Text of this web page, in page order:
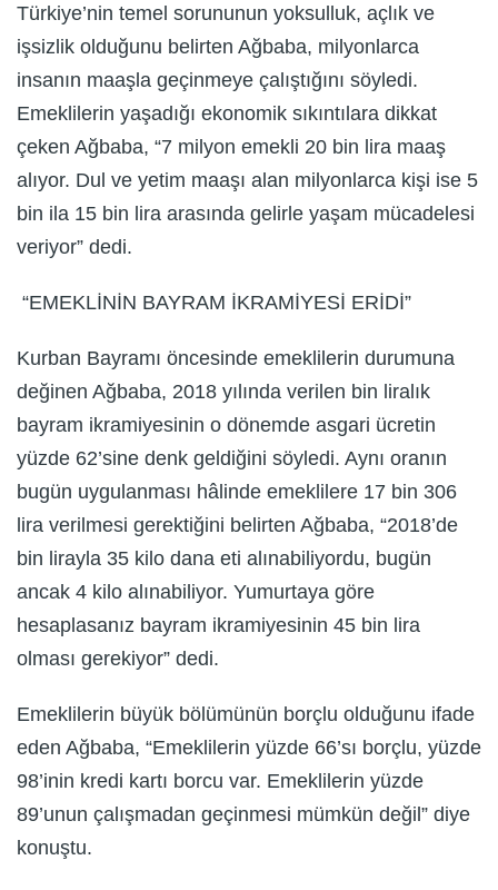
Türkiye’nin temel sorununun yoksulluk, açlık ve
işsizlik olduğunu belirten Ağbaba, milyonlarca
insanın maaşla geçinmeye çalıştığını söyledi.
Emeklilerin yaşadığı ekonomik sıkıntılara dikkat
çeken Ağbaba, “7 milyon emekli 20 bin lira maaş
alıyor. Dul ve yetim maaşı alan milyonlarca kişi ise 5
bin ila 15 bin lira arasında gelirle yaşam mücadelesi
veriyor” dedi.
“EMEKLİNİN BAYRAM İKRAMİYESİ ERİDİ”
Kurban Bayramı öncesinde emeklilerin durumuna
değinen Ağbaba, 2018 yılında verilen bin liralık
bayram ikramiyesinin o dönemde asgari ücretin
yüzde 62’sine denk geldiğini söyledi. Aynı oranın
bugün uygulanması hâlinde emeklilere 17 bin 306
lira verilmesi gerektiğini belirten Ağbaba, “2018’de
bin lirayla 35 kilo dana eti alınabiliyordu, bugün
ancak 4 kilo alınabiliyor. Yumurtaya göre
hesaplasanız bayram ikramiyesinin 45 bin lira
olması gerekiyor” dedi.
Emeklilerin büyük bölümünün borçlu olduğunu ifade
eden Ağbaba, “Emeklilerin yüzde 66’sı borçlu, yüzde
98’inin kredi kartı borcu var. Emeklilerin yüzde
89’unun çalışmadan geçinmesi mümkün değil” diye
konuştu.